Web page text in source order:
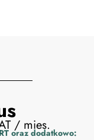
/ mies.
oraz dodatkowo: